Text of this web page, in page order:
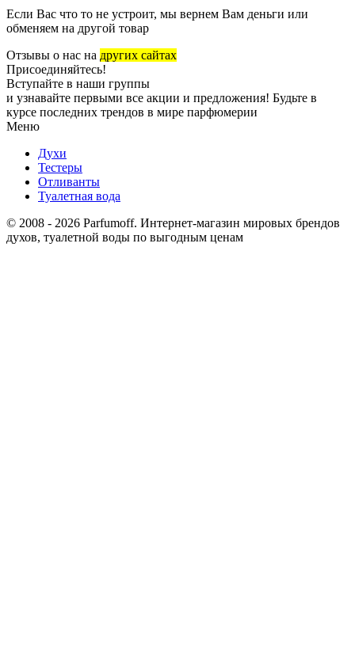
Если Вас что то не устроит, мы вернем Вам деньги или
обменяем на другой товар
Отзывы о нас на других сайтах
Присоединяйтесь!
Вступайте в наши группы
и узнавайте первыми все акции и предложения! Будьте в
курсе последних трендов в мире парфюмерии
Меню
Духи
Тестеры
Отливанты
Туалетная вода
© 2008 - 2026 Parfumoff. Интернет-магазин мировых брендов
духов, туалетной воды по выгодным ценам